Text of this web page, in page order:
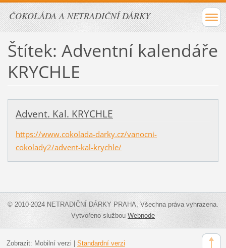
ČOKOLÁDA A NETRADIČNÍ DÁRKY
Štítek: Adventní kalendáře
KRYCHLE
Advent. Kal. KRYCHLE
https://www.cokolada-darky.cz/vanocni-
cokolady2/advent-kal-krychle/
© 2010-2024 NETRADIČNÍ DÁRKY PRAHA, Všechna práva vyhrazena.
Vytvořeno službouWebnode
Zobrazit: Mobilní verzi Standardní verzi